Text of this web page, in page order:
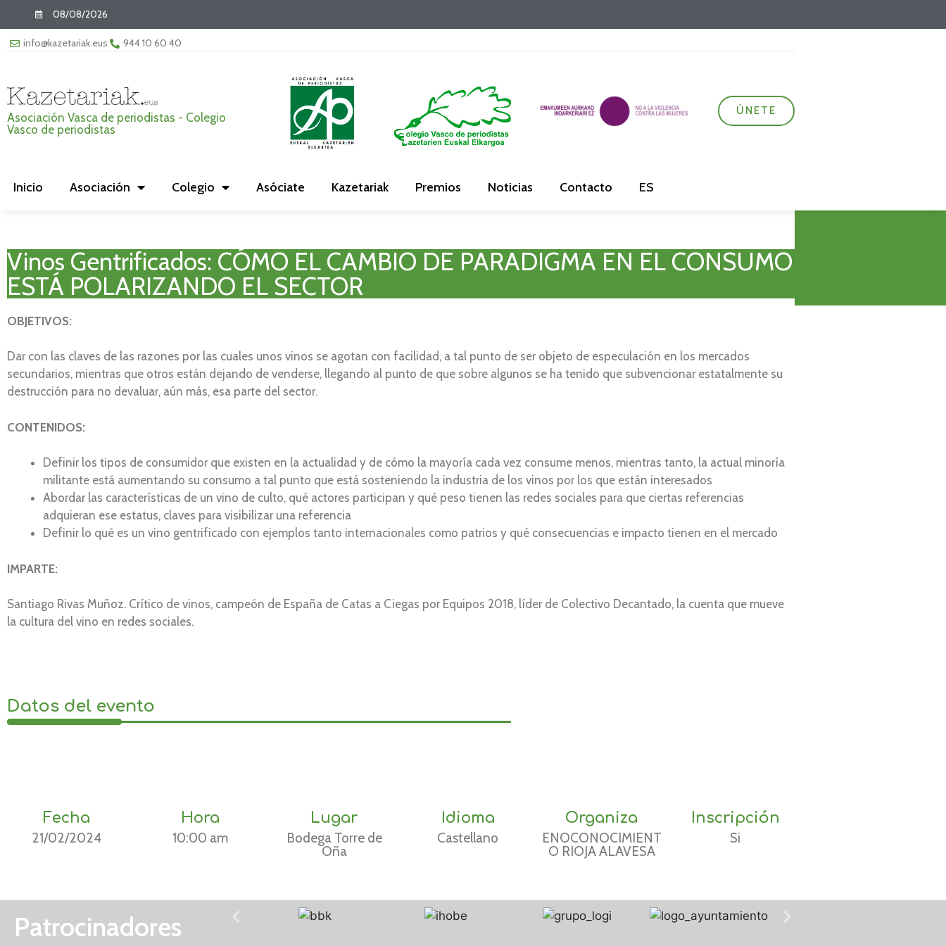
08/08/2026
info@kazetariak.eus 944 10 60 40
Asociación Vasca de periodistas - Colegio
Vasco de periodistas
ÚNETE
Inicio Asociación Colegio Asóciate Kazetariak Premios Noticias Contacto ES
Vinos Gentrificados: CÓMO EL CAMBIO DE PARADIGMA EN EL CONSUMO
ESTÁ POLARIZANDO EL SECTOR
OBJETIVOS:
Dar con las claves de las razones por las cuales unos vinos se agotan con facilidad, a tal punto de ser objeto de especulación en los mercados
secundarios, mientras que otros están dejando de venderse, llegando al punto de que sobre algunos se ha tenido que subvencionar estatalmente su
destrucción para no devaluar, aún más, esa parte del sector.
CONTENIDOS:
Definir los tipos de consumidor que existen en la actualidad y de cómo la mayoría cada vez consume menos, mientras tanto, la actual minoría
militante está aumentando su consumo a tal punto que está sosteniendo la industria de los vinos por los que están interesados
Abordar las características de un vino de culto, qué actores participan y qué peso tienen las redes sociales para que ciertas referencias
adquieran ese estatus, claves para visibilizar una referencia
Definir lo qué es un vino gentrificado con ejemplos tanto internacionales como patrios y qué consecuencias e impacto tienen en el mercado
IMPARTE:
Santiago Rivas Muñoz. Crítico de vinos, campeón de España de Catas a Ciegas por Equipos 2018, líder de Colectivo Decantado, la cuenta que mueve
la cultura del vino en redes sociales.
Datos del evento
Fecha
21/02/2024
Hora
10:00 am
Lugar
Bodega Torre de
Oña
Idioma
Castellano
Organiza
ENOCONOCIMIENT
O RIOJA ALAVESA
Inscripción
Si
Patrocinadores